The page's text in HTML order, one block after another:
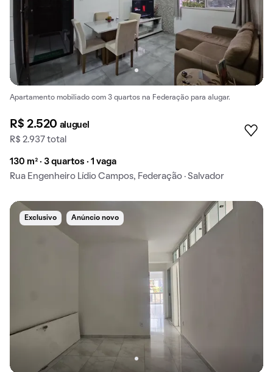
Apartamento mobiliado com 3 quartos na Federação para alugar.
R$ 2.520 aluguel
R$ 2.937 total
130 m² · 3 quartos · 1 vaga
Rua Engenheiro Lídio Campos, Federação · Salvador
Exclusivo Anúncio novo